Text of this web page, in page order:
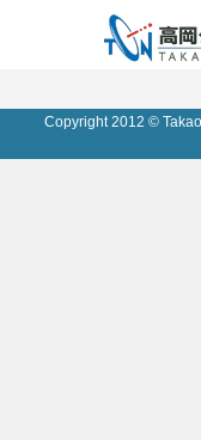
Copyright 2012 ©